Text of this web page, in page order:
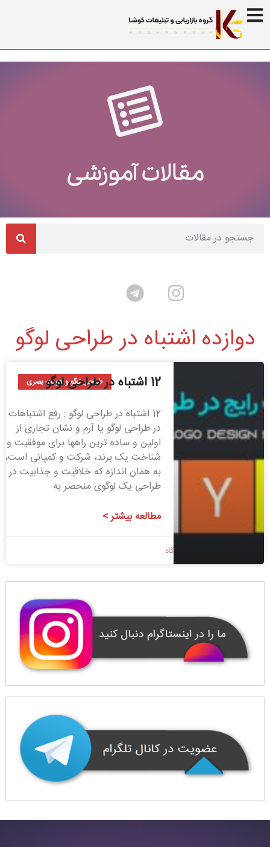
مقالات آموزشی
دوازده اشتباه در طراحی لوگو
طراحی لوگو و هویت بصری 12 اشتباه در طراحی لوگو
12 اشتباه در طراحی لوگو : رفع اشتباهات
در طراحی لوگو یا آرم و نشان تجاری از
اولین و ساده ترین راهها برای موفقیت و
شناخت یک برند، شرکت و کمپانی است،
به همان اندازه که خلاقیت و جذابیت در
طراحی یک لوگوی منحصر به
مطالعه بیشتر >
بدون دیدگاه